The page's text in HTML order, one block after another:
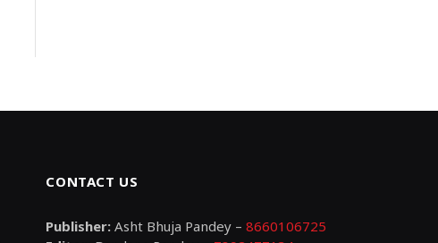
CONTACT US
Publisher: Asht Bhuja Pandey –8660106725